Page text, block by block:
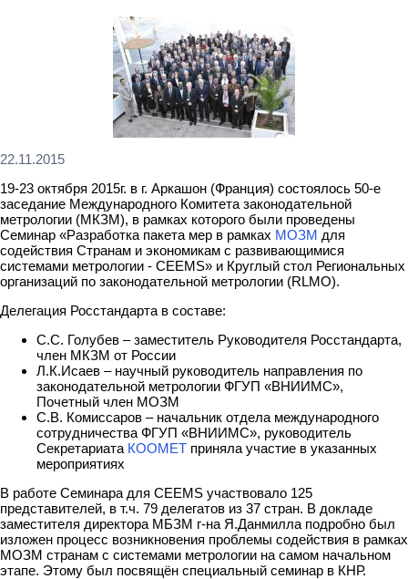
22.11.2015
19-23 октября 2015г. в г. Аркашон (Франция) состоялось 50-е
заседание Международного Комитета законодательной
метрологии (МКЗМ), в рамках которого были проведены
Семинар «Разработка пакета мер в рамках МОЗМ для
содействия Странам и экономикам с развивающимися
системами метрологии - CEEMS» и Круглый стол Региональных
организаций по законодательной метрологии (RLMO).
Делегация Росстандарта в составе:
С.С. Голубев – заместитель Руководителя Росстандарта,
член МКЗМ от России
Л.К.Исаев – научный руководитель направления по
законодательной метрологии ФГУП «ВНИИМС»,
Почетный член МОЗМ
С.В. Комиссаров – начальник отдела международного
сотрудничества ФГУП «ВНИИМС», руководитель
Секретариата КООМЕТ приняла участие в указанных
мероприятиях
В работе Семинара для CEEMS участвовало 125
представителей, в т.ч. 79 делегатов из 37 стран. В докладе
заместителя директора МБЗМ г-на Я.Данмилла подробно был
изложен процесс возникновения проблемы содействия в рамках
МОЗМ странам с системами метрологии на самом начальном
этапе. Этому был посвящён специальный семинар в КНР.